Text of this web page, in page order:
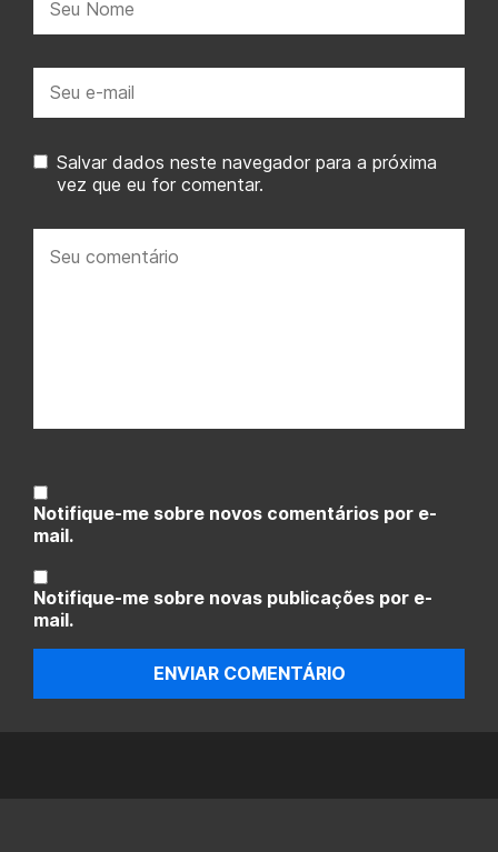
mail:
Salvar dados neste navegador para a próxima
vez que eu for comentar.
comentário:
Notifique-me sobre novos comentários por e-
mail.
Notifique-me sobre novas publicações por e-
mail.
ENVIAR COMENTÁRIO